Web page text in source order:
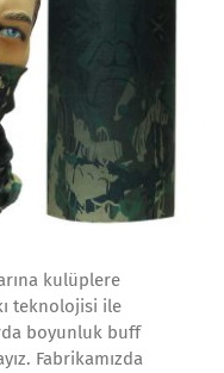
kulüplere
teknolojisi ile
boyunluk buff
Fabrikamızda